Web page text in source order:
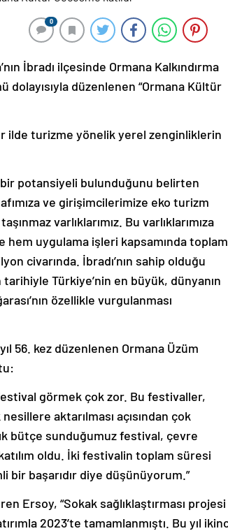
0
İbradı ilçesinde Ormana Kalkındırma
dolayısıyla düzenlenen “Ormana Kültür
ilde turizme yönelik yerel zenginliklerin
potansiyeli bulunduğunu belirten
ve girişimcilerimize eko turizm
varlıklarımız. Bu varlıklarımıza
hem uygulama işleri kapsamında toplam
civarında. İbradı’nın sahip olduğu
tarihiyle Türkiye’nin en büyük, dünyanın
özellikle vurgulanması
56. kez düzenlenen Ormana Üzüm
görmek çok zor. Bu festivaller,
aktarılması açısından çok
bütçe sunduğumuz festival, çevre
oldu. İki festivalin toplam süresi
bir başarıdır diye düşünüyorum.”
Ersoy, “Sokak sağlıklaştırması projesi
2023’te tamamlanmıştı. Bu yıl